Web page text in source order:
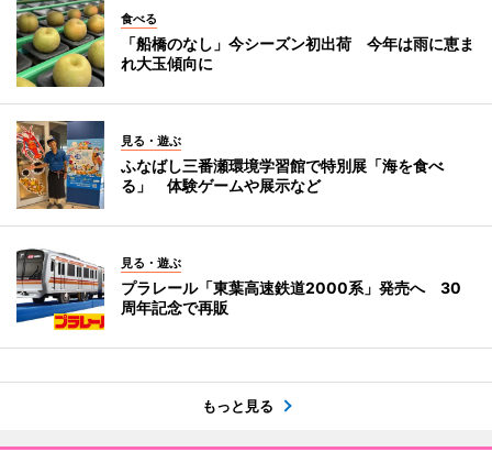
食べる
「船橋のなし」今シーズン初出荷 今年は雨に恵ま
れ大玉傾向に
見る・遊ぶ
ふなばし三番瀬環境学習館で特別展「海を食べ
る」 体験ゲームや展示など
見る・遊ぶ
プラレール「東葉高速鉄道2000系」発売へ 30
周年記念で再販
もっと見る